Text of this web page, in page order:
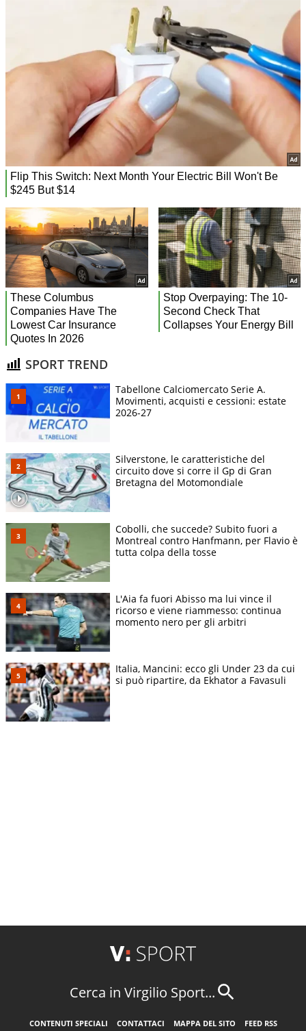
SPORT TREND
Tabellone Calciomercato Serie A.
Movimenti, acquisti e cessioni: estate
2026-27
Silverstone, le caratteristiche del
circuito dove si corre il Gp di Gran
Bretagna del Motomondiale
Cobolli, che succede? Subito fuori a
Montreal contro Hanfmann, per Flavio è
tutta colpa della tosse
L'Aia fa fuori Abisso ma lui vince il
ricorso e viene riammesso: continua
momento nero per gli arbitri
Italia, Mancini: ecco gli Under 23 da cui
si può ripartire, da Ekhator a Favasuli
Cerca in Virgilio Sport...
CONTENUTI SPECIALI CONTATTACI MAPPA DEL SITO FEED RSS